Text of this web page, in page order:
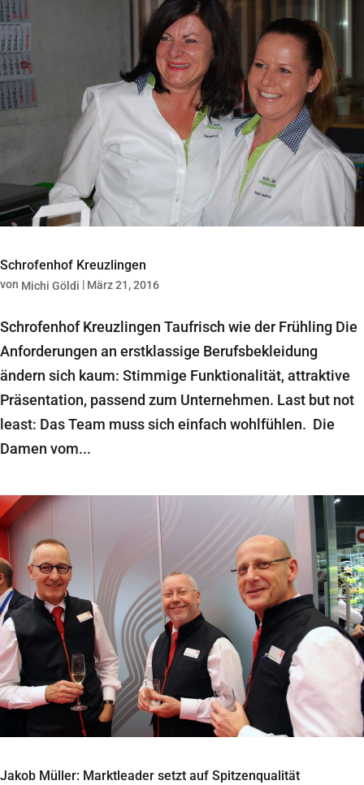
Schrofenhof Kreuzlingen
von Michi Göldi | März 21, 2016
Schrofenhof Kreuzlingen Taufrisch wie der Frühling Die
Anforderungen an erstklassige Berufsbekleidung
ändern sich kaum: Stimmige Funktionalität, attraktive
Präsentation, passend zum Unternehmen. Last but not
least: Das Team muss sich einfach wohlfühlen. Die
Damen vom...
Jakob Müller: Marktleader setzt auf Spitzenqualität